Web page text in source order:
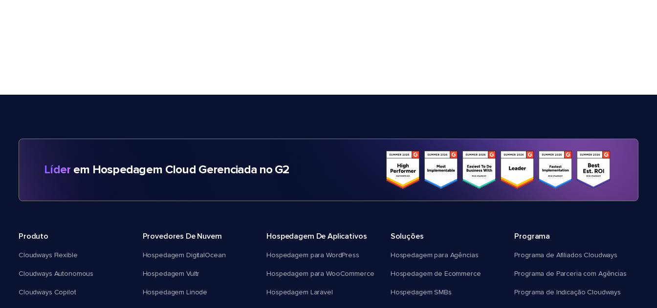
Líder em Hospedagem Cloud Gerenciada no G2
Produto
Cloudways Flexible
Cloudways Autonomous
Cloudways Copilot
Provedores De Nuvem
Hospedagem DigitalOcean
Hospedagem Vultr
Hospedagem Linode
Hospedagem De Aplicativos
Hospedagem para WordPress
Hospedagem para WooCommerce
Hospedagem Laravel
Soluções
Hospedagem para Agências
Hospedagem de Ecommerce
Hospedagem SMBs
Programa
Programa de Afiliados Cloudways
Programa de Parceria com Agências
Programa de Indicação Cloudways